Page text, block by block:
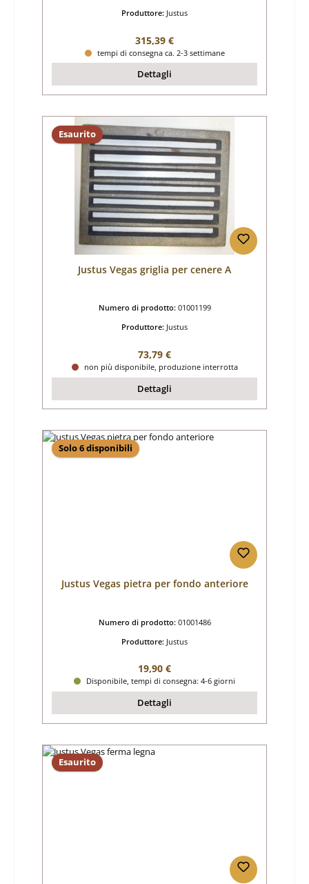
Produttore: Justus
Prezzo normale:
315,39 €
tempi di consegna ca. 2-3 settimane
Dettagli
Esaurito
Justus Vegas griglia per cenere A
Numero di prodotto: 01001199
Produttore: Justus
Prezzo normale:
73,79 €
non più disponibile, produzione interrotta
Dettagli
Solo 6 disponibili
Justus Vegas pietra per fondo anteriore
Numero di prodotto: 01001486
Produttore: Justus
Prezzo normale:
19,90 €
Disponibile, tempi di consegna: 4-6 giorni
Dettagli
Esaurito